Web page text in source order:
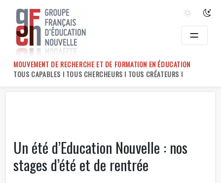
content
MOUVEMENT DE RECHERCHE ET DE FORMATION EN ÉDUCATION
TOUS CAPABLES ! TOUS CHERCHEURS ! TOUS CRÉATEURS !
Un été d’Education Nouvelle : nos
stages d’été et de rentrée